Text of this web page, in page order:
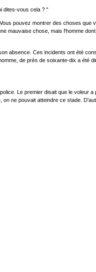
dites-vous cela ? "
pouvez montrer des choses que
mauvaise chose, mais l'homme
absence. Ces incidents ont été
de près de soixante-dix a été
Le premier disait que le voleur
ne pouvait atteindre ce stade.